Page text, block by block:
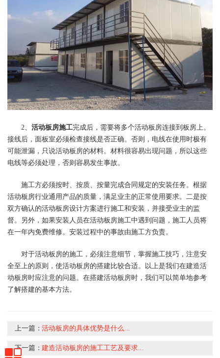
2、 活动板房施工完成后，需要将多个活动板房连接到板房上。
接线后，面板室必须检查接线是否正确。否则，电线在使用时极有
可能泄漏，只说活动板房的材料。材料很容易出现问题，所以这些
电线等必须处理，否则容易发生事故。
施工方必须按时、按质、按量完成合同规定的安装任务。根据
活动板房行业通用产品的质量，满足业主的正常使用要求。二是按
双方确认的活动板房设计方案进行施工和安装，并接受业主的监
督。另外，如果安装人员在活动板房施工中遇到问题，施工人员将
在一年内免费维修。安装过程中的事故由施工方负责。
对于活动板房的施工，必须注意细节，掌握施工技巧，注意安
全至上的原则，使活动板房的搭建比较合适。以上是我们在建造活
动板房时应注意的问题。在搭建活动板房时，我们可以简单地参考
了解搭建的基本方法。
上一篇：活动板房的具体优势是什么...
下一篇：建造活动板房的施工工艺及要求...